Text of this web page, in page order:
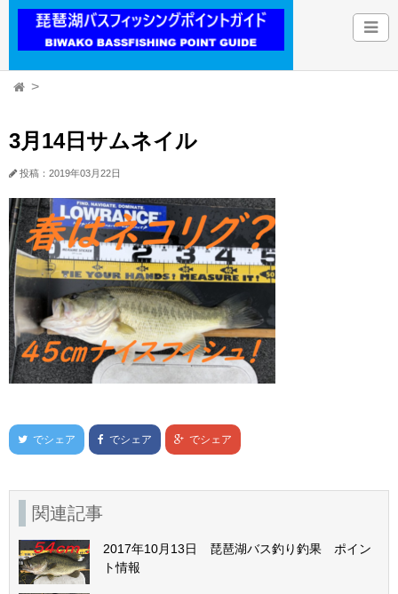
3月14日サムネイル
投稿：2019年03月22日
でシェア でシェア でシェア
関連記事
2017年10月13日 琵琶湖バス釣り釣果 ポイン
ト情報